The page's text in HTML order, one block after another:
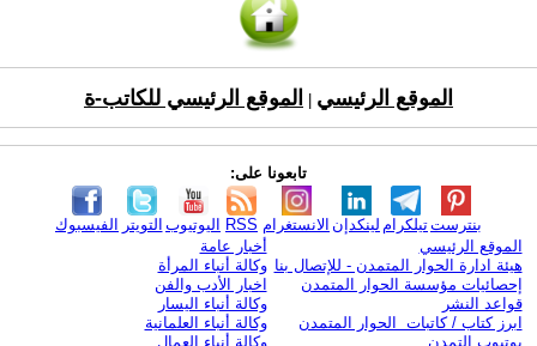
الموقع الرئيسي الموقع الرئيسي للكاتب-ة
تابعونا على:
الفيسبوك التويتر اليوتيوب RSS الانستغرام لينكدإن تيلكرامبنترست
الموقع الرئيسي
هيئة ادارة الحوار المتمدن - للإتصال بنا
إحصائيات مؤسسة الحوار المتمدن
قواعد النشر
ابرز كتاب / كاتبات الحوار المتمدن
يوتيوب التمدن
أخبار عامة
وكالة أنباء المرأة
اخبار الأدب والفن
وكالة أنباء اليسار
وكالة أنباء العلمانية
وكالة أنباء العمال